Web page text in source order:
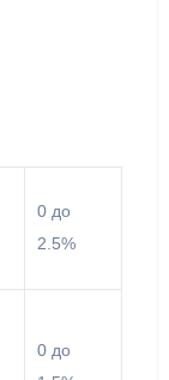
0 до
2.5%
0 до